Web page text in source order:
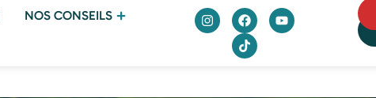
NOS CONSEILS